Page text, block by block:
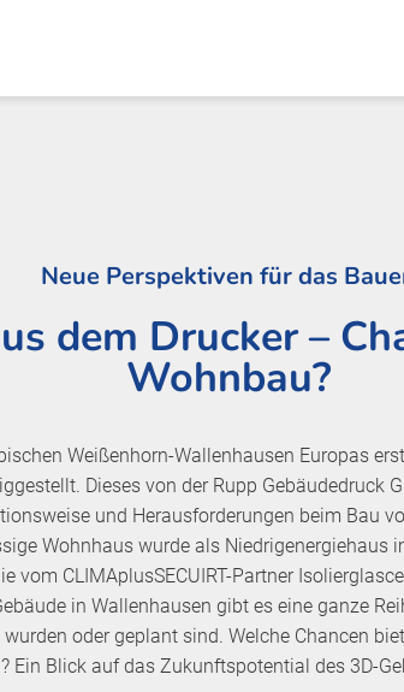
Neue Perspektiven für das
dem Drucker –
Wohnbau?
Weißenhorn-Wallenhausen Europas
Dieses von der Rupp Gebäudedruck
und Herausforderungen beim Bau
Wohnhaus wurde als Niedrigenergiehaus
vom CLIMAplusSECUIRT-Partner
in Wallenhausen gibt es eine ganze
oder geplant sind. Welche Chancen
Ein Blick auf das Zukunftspotential des 3D-